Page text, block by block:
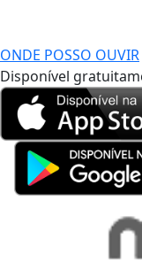
ONDE POSSO OUVIR
Disponível